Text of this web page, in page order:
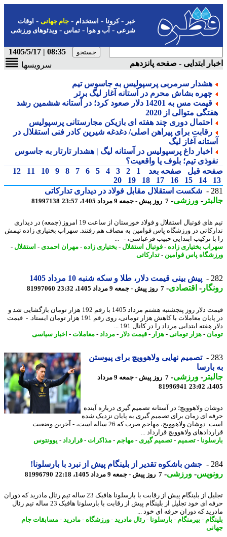
-کرونا-استخدام- جام جهانی-اوقات
شرعی-آب و هوا-تماس-ویدئوهای ورزشی
08:35 | 1405/5/17
ابتدایی - صفحه پانزدهم
سرویسها
هشدار سرمربی پرسپولیس به جاسوس تیم
چهره بشاش محرم در آستانه آغاز لیگ برتر
قیمت مس به 14201 دلار صعود کرد؛ در آستانه ششمین رشد
متوالی از 2020
احتمال دوری چند هفته ای بازیکن مجارستانی پرسپولیس
رقابت برای پیراهن اصلی/ دغدغه شیرین کادر فنی استقلال در
آغاز لیگ
اخبار داغ پرسپولیس در آستانه لیگ | هشدار تارتار به جاسوس
تیم؛ بلوف یا واقعیت؟
قبل صفحه بعد 1
2
3
4
5
6
7
8
9
10
11
12
14
15
16
17
18
19
20
شکست استقلال مقابل فولاد در دیداری تدارکاتی
-ورزشی-7 روز پیش - جمعه 9 مرداد 1405، 23:57 81997138
تیم های فوتبال استقلال و فولاد خوزستان از ساعت 19 امروز (جمعه) در دیداری
در ورزشگاه پاس قوامین به مصاف هم رفتند. سهراب بختیاری زاده تیمش
ترکیب ابتدایی حبیب فرعباسی، - ...
بختیاری زاده - فوتبال استقلال-بختیاری زاده - مهران احمدی-استقلال-
پاس قوامین -تدارکاتی
پیش بینی قیمت دلار، طلا و سکه شنبه 10 مرداد 1405
-اقتصادی-7 روز پیش - جمعه 9 مرداد 1405، 23:32 81997060
قیمت دلار روز پنجشنبه هشتم مرداد 1405 با رقم 192 هزار تومان بازگشایی شد و
در پایان معاملات با کاهش هزار تومانی، روی رقم 191 هزار تومان ایستاد. - قیمت
هفته ابتدایی مرداد را در کانال 191 ...
-هزار تومانی-هزار - قیمت دلار-مرداد-معاملات-اخبار سیاسی
تصمیم نهایی ولاهوویچ برای پیوستن
-ورزشی-
7 روز پیش - جمعه 9 مرداد
81996941
ولاهوویچ؛ در آستانه تصمیم گیری درباره آینده
ای زمان برای تصمیم گیری به پایان نزدیک شده
است. دوشان ولاهوویچ، مهاجم صرب که 26 ساله است، - آخرین وضعیت
ولاهوویچ قرارداد ...
-تصمیم-تصمیم گیری- مهاجم-مذاکرات- قرارداد -یوونتوس
جشن باشکوه تقدیر از بلینگام پیش از نبرد با بارسلونا!
-ورزشی-7 روز پیش - جمعه 9 مرداد 1405، 22:18 81996790
تجلیل از بلینگام پیش از رقابت با بارسلونا هافبک 23 ساله تیم رئال مادرید که دوران
حرفه ای خود تجلیل از بلینگام پیش از رقابت با بارسلونا هافبک 23 ساله تیم رئال
که دوران حرفه ای خود ...
-بیرمنگام-بارسلونا-رئال مادرید- ورزشگاه-مادرید- مسابقات جام